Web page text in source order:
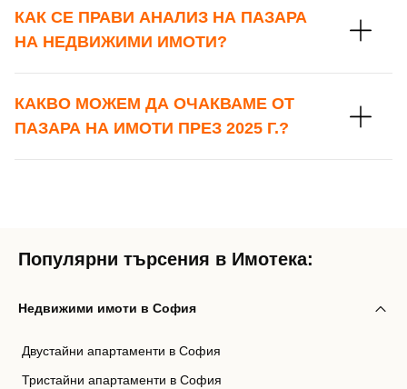
КАК СЕ ПРАВИ АНАЛИЗ НА ПАЗАРА
НА НЕДВИЖИМИ ИМОТИ?
КАКВО МОЖЕМ ДА ОЧАКВАМЕ ОТ
ПАЗАРА НА ИМОТИ ПРЕЗ 2025 Г.?
Популярни търсения в Имотека:
Недвижими имоти в София
Двустайни апартаменти в София
Тристайни апартаменти в София